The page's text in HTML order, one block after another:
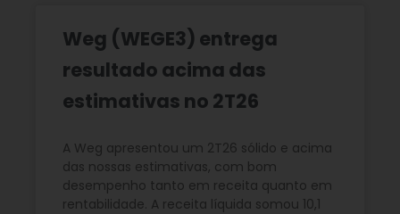
Weg (WEGE3) entrega
resultado acima das
estimativas no 2T26
A Weg apresentou um 2T26 sólido e acima
das nossas estimativas, com bom
desempenho tanto em receita quanto em
rentabilidade. A receita líquida somou 10,1